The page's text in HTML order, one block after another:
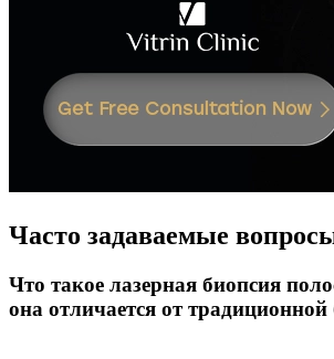
Часто задаваемые
Что такое лазерная биопсия
она отличается от традиционной